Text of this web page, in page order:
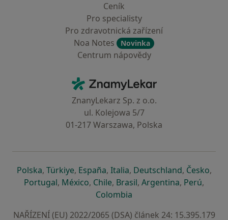
Ceník
Pro specialisty
Pro zdravotnická zařízení
Noa Notes
Novinka
Centrum nápovědy
ZnamyLekar - Hlavní stránka
ZnanyLekarz Sp. z o.o.
ul. Kolejowa 5/7
01-217 Warszawa, Polska
Polskase otevře v nové záložce
, Türkiyese otevře v nové záložce
, Españase otevře v nové záložce
, Italiase otevře v nové záložce
, Deutschlandse otevře v
, Českose
,
Portugalse otevře v nové záložce
, Méxicose otevře v nové záložce
, Chilese otevře v nové záložce
, Brasilse otevře v nové
, Argentinase otevře v
, Perúse
,
Colombia
NAŘÍZENÍ (EU) 2022/2065 (DSA) článek 24: 15.395.179